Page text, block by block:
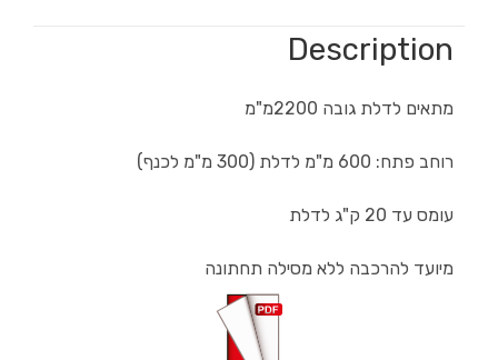
Description
מתאים לדלת גובה 2200מ"מ
רוחב פתח: 600 מ"מ לדלת (300 מ"מ לכנף)
עומס עד 20 ק"ג לדלת
מיועד להרכבה ללא מסילה תחתונה